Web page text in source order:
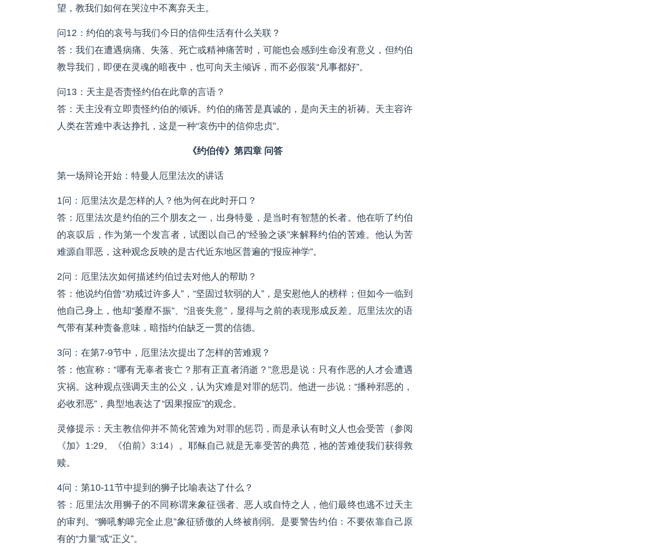
望，教我们如何在哭泣中不离弃天主。
问12：约伯的哀号与我们今日的信仰生活有什么关联？
答：我们在遭遇病痛、失落、死亡或精神痛苦时，可能也会感到生命没有意义，但约伯
教导我们，即便在灵魂的暗夜中，也可向天主倾诉，而不必假装“凡事都好”。
问13：天主是否责怪约伯在此章的言语？
答：天主没有立即责怪约伯的倾诉。约伯的痛苦是真诚的，是向天主的祈祷。天主容许
人类在苦难中表达挣扎，这是一种“哀伤中的信仰忠贞”。
《约伯传》第四章 问答
第一场辩论开始：特曼人厄里法次的讲话
1问：厄里法次是怎样的人？他为何在此时开口？
答：厄里法次是约伯的三个朋友之一，出身特曼，是当时有智慧的长者。他在听了约伯
的哀叹后，作为第一个发言者，试图以自己的“经验之谈”来解释约伯的苦难。他认为苦
难源自罪恶，这种观念反映的是古代近东地区普遍的“报应神学”。
2问：厄里法次如何描述约伯过去对他人的帮助？
答：他说约伯曾“劝戒过许多人”，“坚固过软弱的人”，是安慰他人的榜样；但如今一临到
他自己身上，他却“萎靡不振”、“沮丧失意”，显得与之前的表现形成反差。厄里法次的语
气带有某种责备意味，暗指约伯缺乏一贯的信德。
3问：在第7-9节中，厄里法次提出了怎样的苦难观？
答：他宣称：“哪有无辜者丧亡？那有正直者消逝？”意思是说：只有作恶的人才会遭遇
灾祸。这种观点强调天主的公义，认为灾难是对罪的惩罚。他进一步说：“播种邪恶的，
必收邪恶”，典型地表达了“因果报应”的观念。
灵修提示：天主教信仰并不简化苦难为对罪的惩罚，而是承认有时义人也会受苦（参阅
《加》1:29、《伯前》3:14）。耶稣自己就是无辜受苦的典范，祂的苦难使我们获得救
赎。
4问：第10-11节中提到的狮子比喻表达了什么？
答：厄里法次用狮子的不同称谓来象征强者、恶人或自恃之人，他们最终也逃不过天主
的审判。“狮吼豹嗥完全止息”象征骄傲的人终被削弱。是要警告约伯：不要依靠自己原
有的“力量”或“正义”。